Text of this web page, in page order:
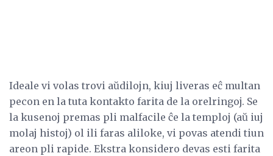
Ideale vi volas trovi aŭdilojn, kiuj liveras eĉ multan
pecon en la tuta kontakto farita de la orelringoj. Se
la kusenoj premas pli malfacile ĉe la temploj (aŭ iuj
molaj histoj) ol ili faras aliloke, vi povas atendi tiun
areon pli rapide. Ekstra konsidero devas esti farita